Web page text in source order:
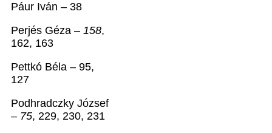
Páur Iván – 38
Perjés Géza – 158,
162, 163
Pettkó Béla – 95,
127
Podhradczky József
– 75, 229, 230, 231